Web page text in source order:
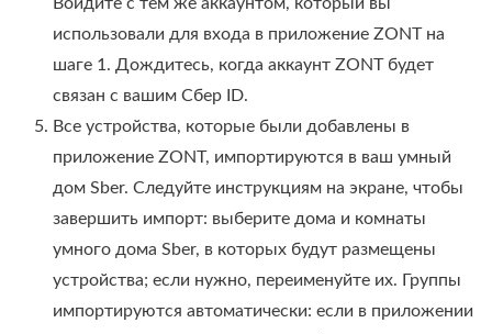
использовали для входа в приложение ZONT на
шаге 1. Дождитесь, когда аккаунт ZONT будет
связан с вашим Сбер ID.
Все устройства, которые были добавлены в
приложение ZONT, импортируются в ваш умный
дом Sber. Следуйте инструкциям на экране, чтобы
завершить импорт: выберите дома и комнаты
умного дома Sber, в которых будут размещены
устройства; если нужно, переименуйте их. Группы
импортируются автоматически: если в приложении